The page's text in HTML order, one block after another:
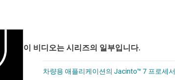
이 비디오는 시리즈의 일부입니다.
차량용 애플리케이션의 Jacinto™ 7 프로세서